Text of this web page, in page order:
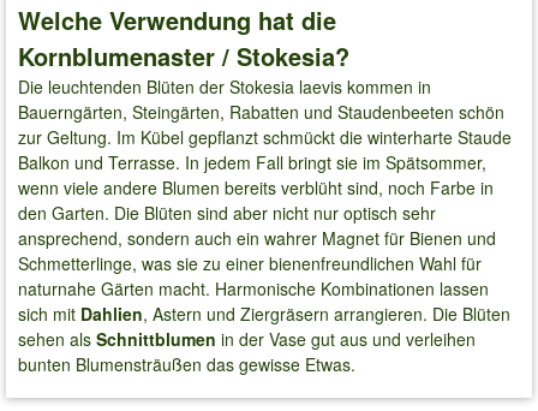
Welche Verwendung hat die
Kornblumenaster / Stokesia?
Die leuchtenden Blüten der Stokesia laevis kommen in
Bauerngärten, Steingärten, Rabatten und Staudenbeeten schön
zur Geltung. Im Kübel gepflanzt schmückt die winterharte Staude
Balkon und Terrasse. In jedem Fall bringt sie im Spätsommer,
wenn viele andere Blumen bereits verblüht sind, noch Farbe in
den Garten. Die Blüten sind aber nicht nur optisch sehr
ansprechend, sondern auch ein wahrer Magnet für Bienen und
Schmetterlinge, was sie zu einer bienenfreundlichen Wahl für
naturnahe Gärten macht. Harmonische Kombinationen lassen
sich mit Dahlien, Astern und Ziergräsern arrangieren. Die Blüten
sehen als Schnittblumen in der Vase gut aus und verleihen
bunten Blumensträußen das gewisse Etwas.